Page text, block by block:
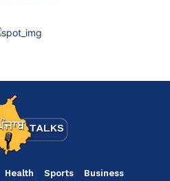
Health Sports
Business